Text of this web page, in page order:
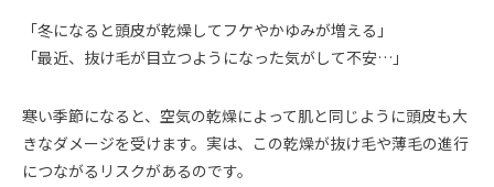
「冬になると頭皮が乾燥してフケやかゆみが増える」
「最近、抜け毛が目立つようになった気がして不安…」
寒い季節になると、空気の乾燥によって肌と同じように頭皮も大
きなダメージを受けます。実は、この乾燥が抜け毛や薄毛の進行
につながるリスクがあるのです。